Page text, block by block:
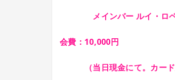
メインバー ルイ・ロ
会費：10,000円
（当日現金にて。カード